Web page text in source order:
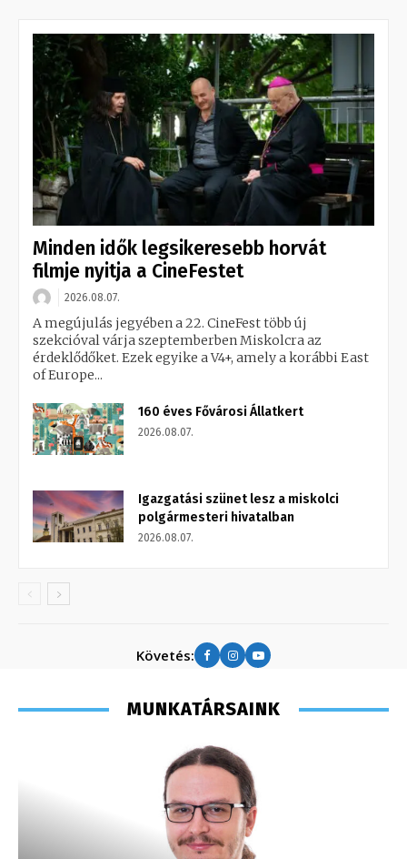
Minden idők legsikeresebb horvát
filmje nyitja a CineFestet
2026.08.07.
A megújulás jegyében a 22. CineFest több új
szekcióval várja szeptemberben Miskolcra az
érdeklődőket. Ezek egyike a V4+, amely a korábbi East
of Europe...
160 éves Fővárosi Állatkert
2026.08.07.
Igazgatási szünet lesz a miskolci
polgármesteri hivatalban
2026.08.07.
Követés:
MUNKATÁRSAINK